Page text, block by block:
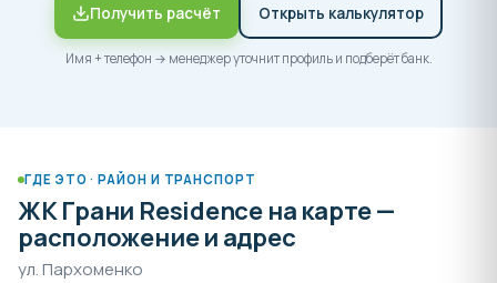
Получить расчёт Открыть калькулятор
Имя + телефон → менеджер уточнит профиль и подберёт банк.
ГДЕ ЭТО · РАЙОН И ТРАНСПОРТ
ЖК Грани Residence на карте —
расположение и адрес
ул. Пархоменко